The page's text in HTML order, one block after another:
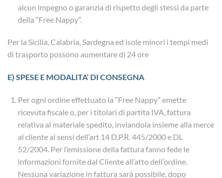
alcun impegno o garanzia di rispetto degli stessi da parte
della “Free Nappy”.
Per la Sicilia, Calabria, Sardegna ed isole minori i tempi medi
di trasporto possono aumentare di 24 ore
E) SPESE E MODALITA’ DI CONSEGNA
Per ogni ordine effettuato la “Free Nappy” emette
ricevuta fiscale o, per i titolari di partita IVA, fattura
relativa al materiale spedito, inviandola insieme alla merce
al cliente ai sensi dell’art 14 D.P.R. 445/2000 e DL
52/2004. Per l’emissione della fattura fanno fede le
informazioni fornite dal Cliente all’atto dell’ordine.
Nessuna variazione in fattura sarà possibile, dopo